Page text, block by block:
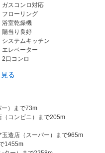
ガスコンロ対応
フローリング
浴室乾燥機
陽当り良好
システムキッチン
エレベーター
2口コンロ
る
ー）まで73m
コンビニ）まで205m
造店（スーパー）まで965m
1455m